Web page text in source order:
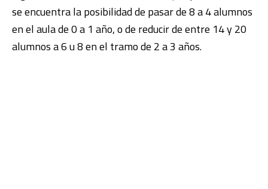
se encuentra la posibilidad de pasar de 8 a 4 alumnos
en el aula de 0 a 1 año, o de reducir de entre 14 y 20
alumnos a 6 u 8 en el tramo de 2 a 3 años.